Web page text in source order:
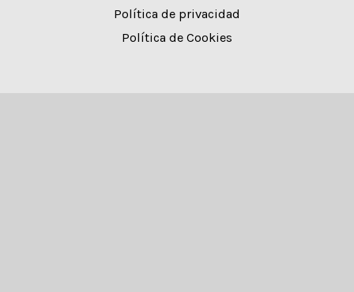
Política de privacidad
Política de Cookies